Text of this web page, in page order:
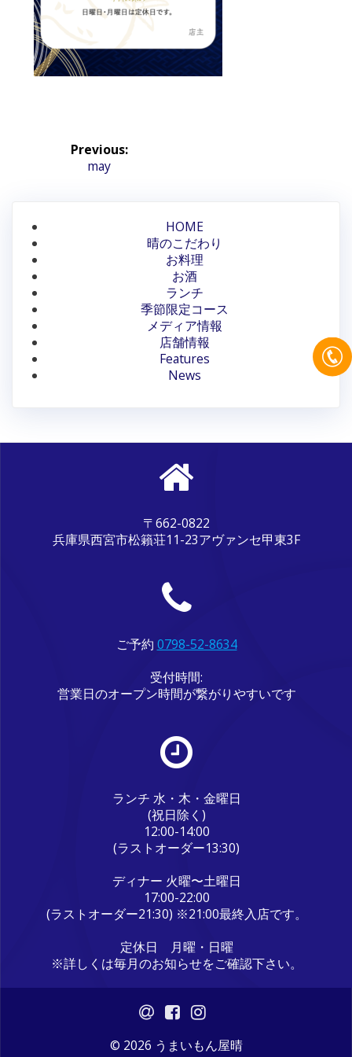
ビ
ゲ
ー
シ
ョ
ン
Previous:
Previous
may
HOME
晴のこだわり
お料理
お酒
ランチ
季節限定コース
メディア情報
店舗情報
Features
News
〒662-0822
兵庫県西宮市松籟荘11-23アヴァンセ甲東3F
ご予約 0798-52-8634
受付時間:
営業日のオープン時間が繋がりやすいです
ランチ 水・木・金曜日
(祝日除く)
12:00-14:00
(ラストオーダー13:30)
ディナー 火曜〜土曜日
17:00-22:00
(ラストオーダー21:30) ※21:00最終入店です。
定休日 月曜・日曜
※詳しくは毎月のお知らせをご確認下さい。
© 2026 うまいもん屋晴